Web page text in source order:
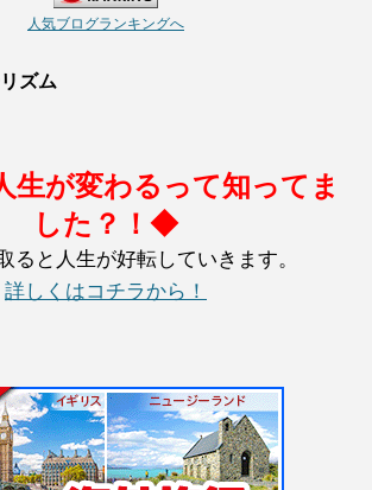
人気ブログランキングへ
ズム
が変わるって知ってま
した？！◆
ると人生が好転していきます。
詳しくはコチラから！